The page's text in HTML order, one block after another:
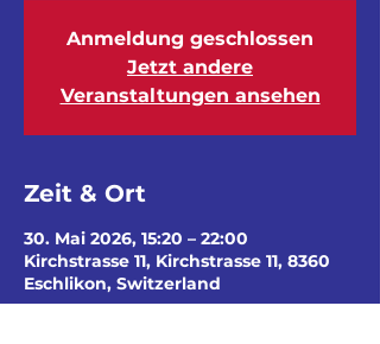
Anmeldung geschlossen
Jetzt andere
Veranstaltungen ansehen
Zeit & Ort
30. Mai 2026, 15:20 – 22:00
Kirchstrasse 11, Kirchstrasse 11, 8360
Eschlikon, Switzerland